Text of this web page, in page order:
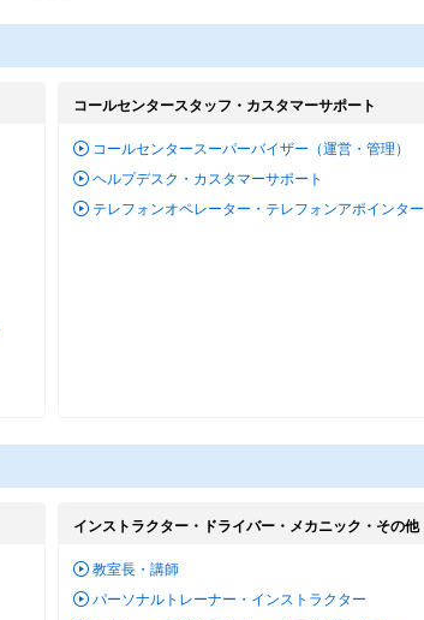
コールセンタースタッフ・カスタマーサポート
コールセンタースーパーバイザー（運営・管理）
ヘルプデスク・カスタマーサポート
テレフォンオペレーター・テレフォンアポインター
インストラクター・ドライバー・メカニック・その他
教室長・講師
パーソナルトレーナー・インストラクター